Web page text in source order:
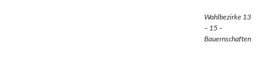
Wahlbezirke 13
– 15 –
Bauernschaften